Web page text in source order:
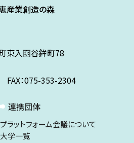
産業創造の森
東入函谷鉾町78
：075-353-2304
連携団体
プラットフォーム会議について
大学一覧